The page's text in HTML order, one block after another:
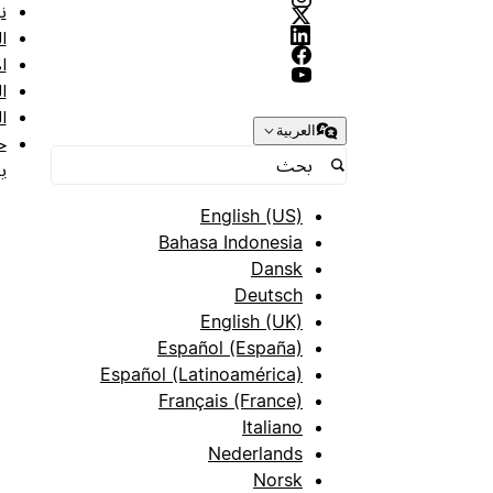
العربية
English (US)
Bahasa Indonesia
Dansk
Deutsch
English (UK)
Español (España)
Español (Latinoamérica)
Français (France)
Italiano
Nederlands
Norsk